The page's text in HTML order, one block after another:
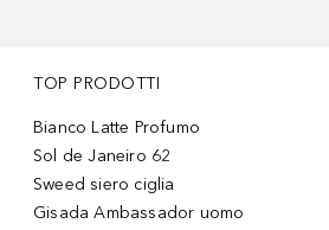
TOP PRODOTTI
Bianco Latte Profumo
Sol de Janeiro 62
Sweed siero ciglia
Gisada Ambassador uomo